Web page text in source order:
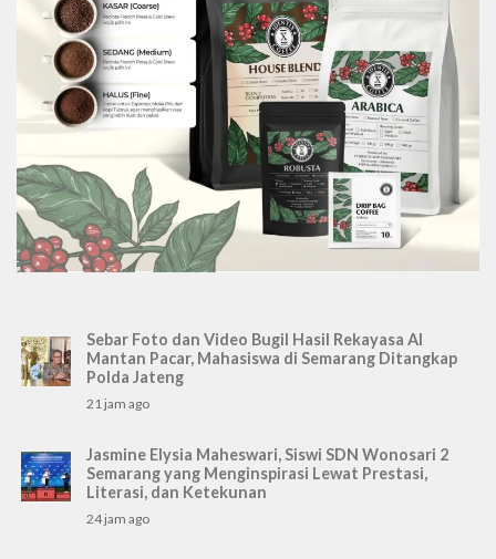
Sebar Foto dan Video Bugil Hasil Rekayasa AI
Mantan Pacar, Mahasiswa di Semarang Ditangkap
Polda Jateng
21 jam ago
Jasmine Elysia Maheswari, Siswi SDN Wonosari 2
Semarang yang Menginspirasi Lewat Prestasi,
Literasi, dan Ketekunan
24 jam ago